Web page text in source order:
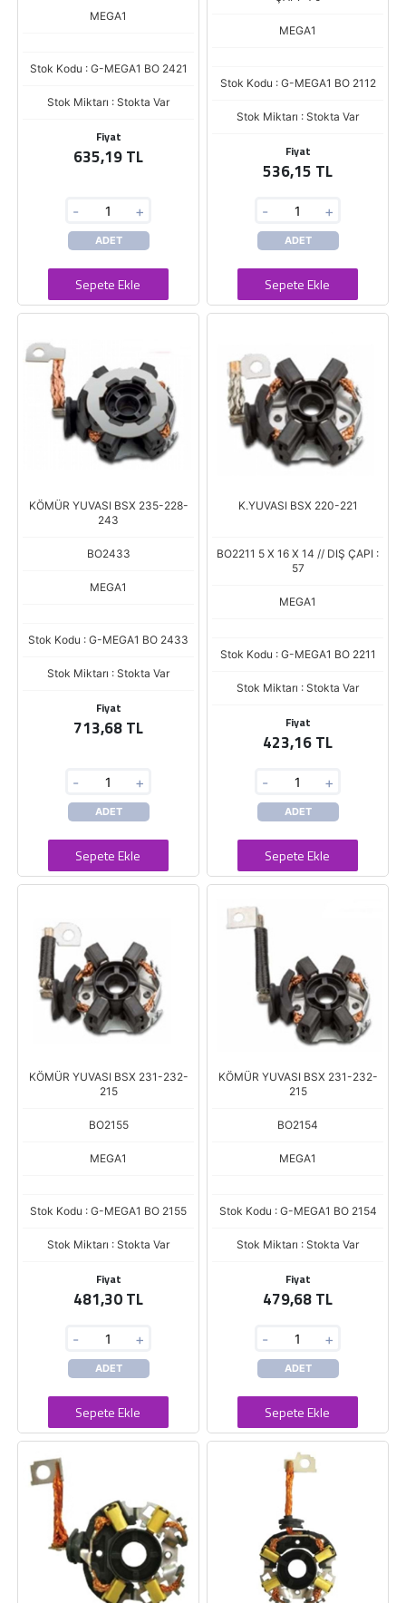
MEGA1
Stok Kodu : G-MEGA1 BO 2421
Stok Miktarı : Stokta Var
Fiyat
635,19 TL
- +
ADET
Sepete Ekle
MEGA1
Stok Kodu : G-MEGA1 BO 2112
Stok Miktarı : Stokta Var
Fiyat
536,15 TL
- +
ADET
Sepete Ekle
KÖMÜR YUVASI BSX 235-228-
243
BO2433
MEGA1
Stok Kodu : G-MEGA1 BO 2433
Stok Miktarı : Stokta Var
Fiyat
713,68 TL
- +
ADET
Sepete Ekle
K.YUVASI BSX 220-221
BO2211 5 X 16 X 14 // DIŞ ÇAPI :
57
MEGA1
Stok Kodu : G-MEGA1 BO 2211
Stok Miktarı : Stokta Var
Fiyat
423,16 TL
- +
ADET
Sepete Ekle
KÖMÜR YUVASI BSX 231-232-
215
BO2155
MEGA1
Stok Kodu : G-MEGA1 BO 2155
Stok Miktarı : Stokta Var
Fiyat
481,30 TL
- +
ADET
Sepete Ekle
KÖMÜR YUVASI BSX 231-232-
215
BO2154
MEGA1
Stok Kodu : G-MEGA1 BO 2154
Stok Miktarı : Stokta Var
Fiyat
479,68 TL
- +
ADET
Sepete Ekle